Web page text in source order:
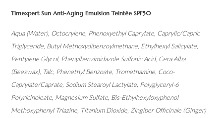
Timexpert Sun Anti-Aging Emulsion Teintée SPF50
Aqua (Water), Octocrylene, Phenoxyethyl Caprylate, Caprylic/Capric
Triglyceride, Butyl Methoxydibenzoylmethane, Ethylhexyl Salicylate,
Pentylene Glycol, Phenylbenzimidazole Sulfonic Acid, Cera Alba
(Beeswax), Talc, Phenethyl Benzoate, Tromethamine, Coco-
Caprylate/Caprate, Sodium Stearoyl Lactylate, Polyglyceryl-6
Polyricinoleate, Magnesium Sulfate, Bis-Ethylhexyloxyphenol
Methoxyphenyl Triazine, Titanium Dioxide, Zingiber Officinale (Ginger)